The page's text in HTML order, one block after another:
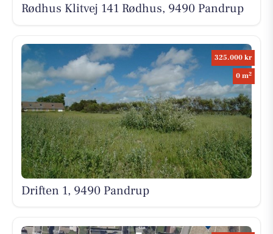
Rødhus Klitvej 141 Rødhus, 9490 Pandrup
325.000 kr
0 m2
Driften 1, 9490 Pandrup